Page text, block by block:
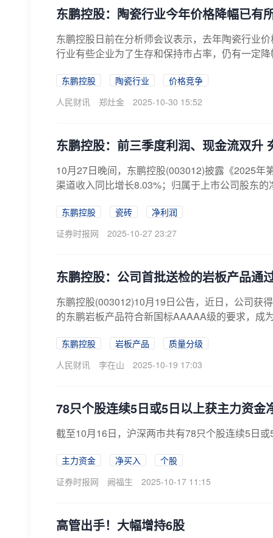
东鹏控股：陶瓷行业今年价格降幅已有
东鹏控股日前在分析师会议表示，去年陶瓷行业
行业有些企业为了生存和保持市占率，仍有一定
东鹏控股 陶瓷行业
价格竞争
人民财讯
郑灶金 2025-10-30 15:52
东鹏控股：前三季度利润、现金流双升
10月27日晚间，东鹏控股(003012)披露《2025
渠道收入同比增长8.03%；归属于上市公司股东
东鹏控股 瓷砖
净利润
证券时报网
2025-10-27 23:27
东鹏控股：公司首批送检的岩板产品通
东鹏控股(003012)10月19日公告，近日，公司获
的东鹏岩板产品符合新国标AAAAA级的要求，成
东鹏控股 岩板产品
质量分级
人民财讯
李在山 2025-10-19 17:03
78只个股连续5日或5日以上获主力资金
截至10月16日，沪深两市共有78只个股连续5日
主力资金 净买入
个股
证券时报网
阙福生 2025-10-17 11:15
高管出手！大幅增持6股